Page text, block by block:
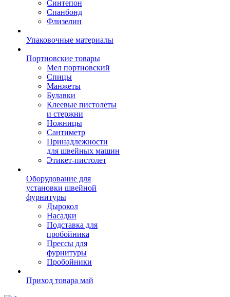
Синтепон
Спанбонд
Флизелин
Упаковочные материалы
Портновские товары
Мел портновский
Спицы
Манжеты
Булавки
Клеевые пистолеты
и стержни
Ножницы
Сантиметр
Принадлежности
для швейных машин
Этикет-пистолет
Оборудование для
установки швейной
фурнитуры
Дырокол
Насадки
Подставка для
пробойника
Прессы для
фурнитуры
Пробойники
Приход товара май